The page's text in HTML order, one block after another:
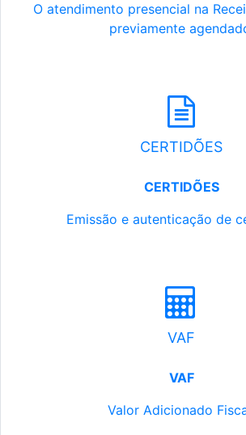
O atendimento presencial na
previamente
CERTIDÕES
CERTIDÕES
Emissão e autenticação de
VAF
VAF
Valor Adicionado